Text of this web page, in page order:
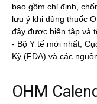
bao gồm chỉ định,
lưu ý khi dùng thuốc
đây được biên tập và
- Bộ Y tế mới nhất,
Kỳ (FDA) và các
OHM